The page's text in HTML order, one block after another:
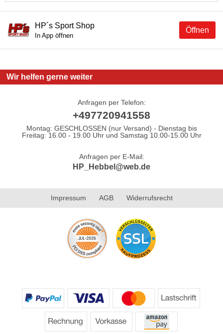
Öffnen
HP´s Sport Shop
In App öffnen
Wir helfen gerne weiter
Anfragen per Telefon:
+497720941558
Montag: GESCHLOSSEN (nur Versand) - Dienstag bis
Freitag: 16.00 - 19.00 Uhr und Samstag 10.00-15.00 Uhr
Anfragen per E-Mail:
HP_Hebbel@web.de
Impressum AGB Widerrufsrecht